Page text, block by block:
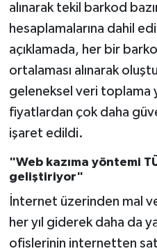
alınarak tekil barkod
hesaplamalarına dahil
açıklamada, her bir
ortalaması alınarak
geleneksel veri toplama
fiyatlardan çok daha
işaret edildi.
"Web kazıma yöntemi
geliştiriyor"
İnternet üzerinden mal
her yıl giderek daha da
ofislerinin internetten